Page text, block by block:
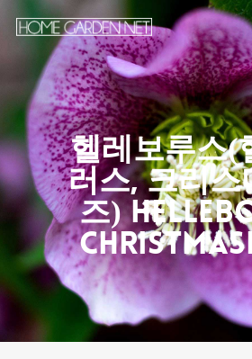
헬레보루스(
러스, 크리스
즈)